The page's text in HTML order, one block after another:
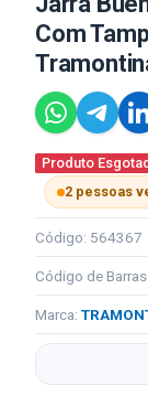
Com
Produto
2 pessoas
Código: 564367
Código de
Marca: